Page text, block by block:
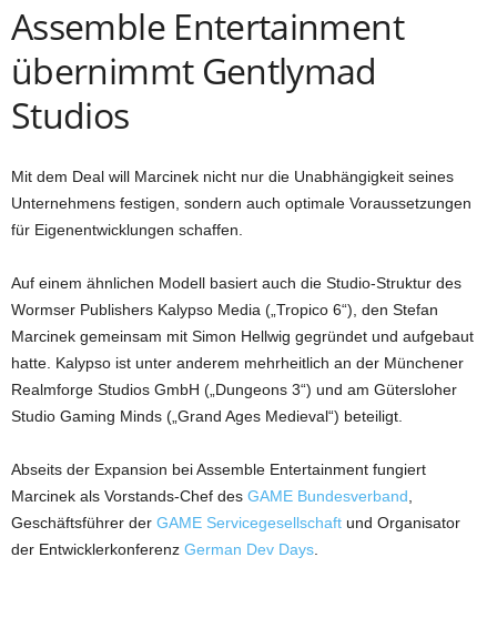
Assemble Entertainment
übernimmt Gentlymad
Studios
Mit dem Deal will Marcinek nicht nur die Unabhängigkeit seines
Unternehmens festigen, sondern auch optimale Voraussetzungen
für Eigenentwicklungen schaffen.
Auf einem ähnlichen Modell basiert auch die Studio-Struktur des
Wormser Publishers Kalypso Media („Tropico 6“), den Stefan
Marcinek gemeinsam mit Simon Hellwig gegründet und aufgebaut
hatte. Kalypso ist unter anderem mehrheitlich an der Münchener
Realmforge Studios GmbH („Dungeons 3“) und am Gütersloher
Studio Gaming Minds („Grand Ages Medieval“) beteiligt.
Abseits der Expansion bei Assemble Entertainment fungiert
Marcinek als Vorstands-Chef des GAME Bundesverband
Geschäftsführer der GAME Servicegesellschaft und Organisator
der Entwicklerkonferenz German Dev Days